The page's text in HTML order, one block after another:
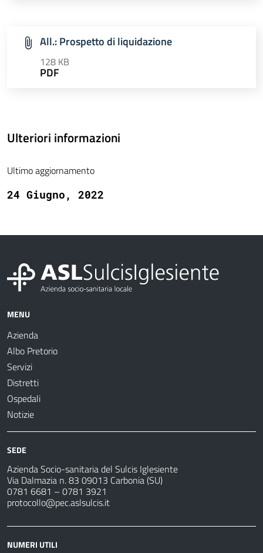
All.: Prospetto di liquidazione
128 KB
PDF
Ulteriori informazioni
Ultimo aggiornamento
24 Giugno, 2022
MENU
Azienda
Albo Pretorio
Servizi
Distretti
Ospedali
Notizie
SEDE
Azienda Socio-sanitaria del Sulcis Iglesiente
Via Dalmazia n. 83 09013 Carbonia (SU)
0781 6681 – 0781 3921
protocollo@pec.aslsulcis.it
NUMERI UTILI